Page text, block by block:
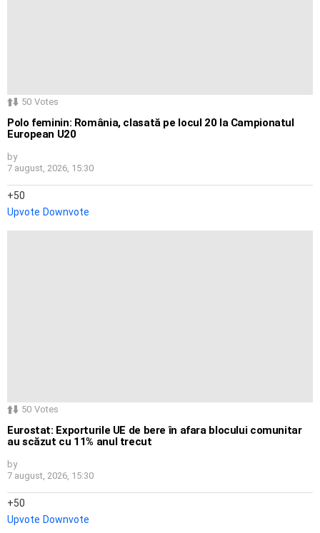
50 Votes
Polo feminin: România, clasată pe locul 20 la Campionatul
European U20
by
7 august, 2026, 15:30
50
Upvote Downvote
50 Votes
Eurostat: Exporturile UE de bere în afara blocului comunitar
au scăzut cu 11% anul trecut
by
7 august, 2026, 15:30
50
Upvote Downvote